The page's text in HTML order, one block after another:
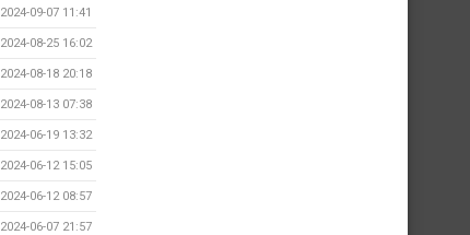
2024-09-07 11:41
2024-08-25 16:02
2024-08-18 20:18
2024-08-13 07:38
2024-06-19 13:32
2024-06-12 15:05
2024-06-12 08:57
2024-06-07 21:57